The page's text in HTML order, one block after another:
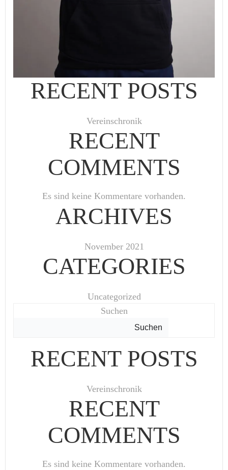
RECENT POSTS
Vereinschronik
RECENT
COMMENTS
Es sind keine Kommentare vorhanden.
ARCHIVES
November 2021
CATEGORIES
Uncategorized
Suchen
Suchen
RECENT POSTS
Vereinschronik
RECENT
COMMENTS
Es sind keine Kommentare vorhanden.